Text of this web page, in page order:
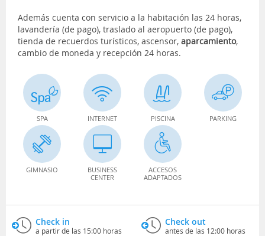
Además cuenta con servicio a la habitación las 24 horas,
lavandería (de pago), traslado al aeropuerto (de pago),
tienda de recuerdos turísticos, ascensor, aparcamiento,
cambio de moneda y recepción 24 horas.
SPA INTERNET PISCINA PARKING
GIMNASIO
BUSINESS
CENTER
ACCESOS
ADAPTADOS
Check in
a partir de las 15:00 horas
Check out
antes de las 12:00 horas